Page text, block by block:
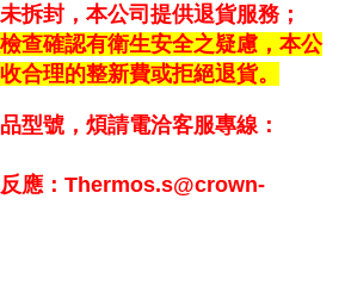
拆封，本公司提供退貨服務；
查確認有衛生安全之疑慮， 本公
合理的整新費或拒絕退貨。
型號，煩請電洽客服專線：
應：Thermos.s@crown-